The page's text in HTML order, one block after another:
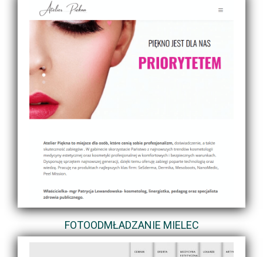
FOTOODMŁADZANIE MIELEC